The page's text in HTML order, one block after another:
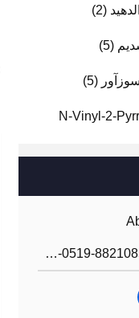
(2)
(5)
(5)
N-Vinyl-2-
86-0519-88210855